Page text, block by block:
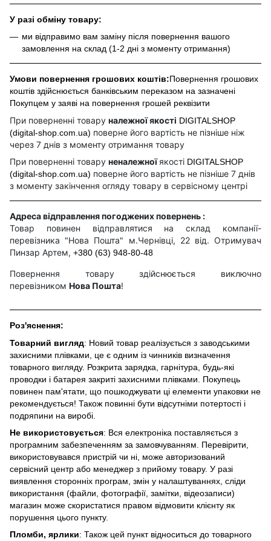
У разі обміну товару:
ми відправимо вам заміну після повернення вашого
замовлення на склад (1-2 дні з моменту отримання)
Умови повернення грошових коштів:Повернення грошових
коштів здійснюється банківським переказом на зазначені
Покупцем у заяві на повернення грошей реквізити
При поверненні товару належної якості DIGITALSHOP
(digital-shop.com.ua) поверне його вартість не пізніше ніж
через 7 днів з моменту отримання товару
При поверненні товару неналежноїякості DIGITALSHOP
(digital-shop.com.ua) поверне його вартість не пізніше 7 днів
з моменту закінчення огляду товару в сервісному центрі
Адреса відправлення погоджених повернень :
Товар повинен відправлятися на склад компанії-
перевізника "Нова Пошта" м.Чернівці, 22 від. Отримувач
Пинзар Артем, +380 (63) 948-80-48
Повернення товару здійснюється виключно
перевізником Нова Пошта!
Роз'яснення:
Товарний вигляд: Новий товар реалізується з заводськими
захисними плівками, це є одним із чинників визначення
товарного вигляду. Розкрита зарядка, гарнітура, будь-які
проводки і батарея закриті захисними плівками. Покупець
повинен пам'ятати, що пошкоджувати ці елементи упаковки не
рекомендується! Також повинні бути відсутніми потертості і
подряпини на виробі.
Не використовується: Вся електроніка поставляється з
програмним забезпеченням за замовчуванням. Перевірити,
використовувався пристрій чи ні, може авторизований
сервісний центр або менеджер з прийому товару. У разі
виявлення сторонніх програм, змін у налаштуваннях, сліди
використання (файли, фотографії, замітки, відеозаписи)
магазин може скористатися правом відмовити клієнту як
порушення цього пункту.
Пломби, ярлики: Також цей пункт відноситься до товарного